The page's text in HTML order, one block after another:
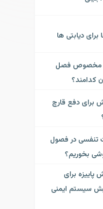
دیابتی ها
مخصوص فصل
کدامند؟
برای دفع قارچ
تنفسی در فصول
بخوریم؟
پاییزه برای
سیستم ایمنی